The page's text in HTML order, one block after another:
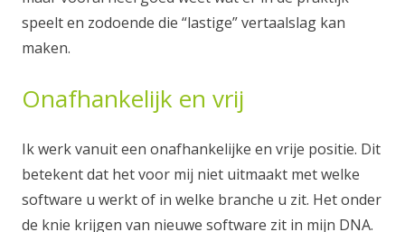
speelt en zodoende die “lastige” vertaalslag kan
maken.
Onafhankelijk en vrij
Ik werk vanuit een onafhankelijke en vrije positie. Dit
betekent dat het voor mij niet uitmaakt met welke
software u werkt of in welke branche u zit. Het onder
de knie krijgen van nieuwe software zit in mijn DNA.